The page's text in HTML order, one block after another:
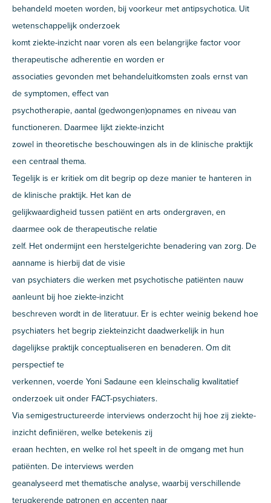
behandeld moeten worden, bij voorkeur met antipsychotica. Uit
wetenschappelijk onderzoek
komt ziekte-inzicht naar voren als een belangrijke factor voor
therapeutische adherentie en worden er
associaties gevonden met behandeluitkomsten zoals ernst van
de symptomen, effect van
psychotherapie, aantal (gedwongen)opnames en niveau van
functioneren. Daarmee lijkt ziekte-inzicht
zowel in theoretische beschouwingen als in de klinische praktijk
een centraal thema.
Tegelijk is er kritiek om dit begrip op deze manier te hanteren in
de klinische praktijk. Het kan de
gelijkwaardigheid tussen patiënt en arts ondergraven, en
daarmee ook de therapeutische relatie
zelf. Het ondermijnt een herstelgerichte benadering van zorg. De
aanname is hierbij dat de visie
van psychiaters die werken met psychotische patiënten nauw
aanleunt bij hoe ziekte-inzicht
beschreven wordt in de literatuur. Er is echter weinig bekend hoe
psychiaters het begrip ziekteinzicht daadwerkelijk in hun
dagelijkse praktijk conceptualiseren en benaderen. Om dit
perspectief te
verkennen, voerde Yoni Sadaune een kleinschalig kwalitatief
onderzoek uit onder FACT-psychiaters.
Via semigestructureerde interviews onderzocht hij hoe zij ziekte-
inzicht definiëren, welke betekenis zij
eraan hechten, en welke rol het speelt in de omgang met hun
patiënten. De interviews werden
geanalyseerd met thematische analyse, waarbij verschillende
terugkerende patronen en accenten naar